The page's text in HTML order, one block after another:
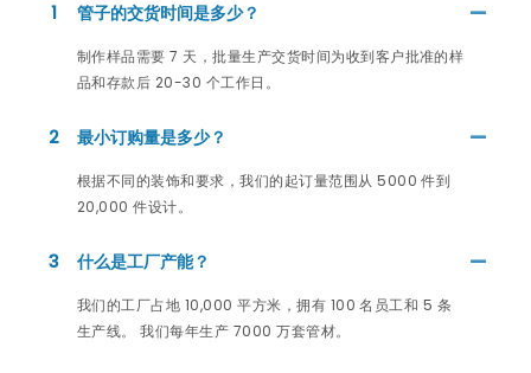
1 管子的交货时间是多少？
制作样品需要 7 天，批量生产交货时间为收到客户批准的样
品和存款后 20-30 个工作日。
2 最小订购量是多少？
根据不同的装饰和要求，我们的起订量范围从 5000 件到
20,000 件设计。
3 什么是工厂产能？
我们的工厂占地 10,000 平方米，拥有 100 名员工和 5 条
生产线。 我们每年生产 7000 万套管材。